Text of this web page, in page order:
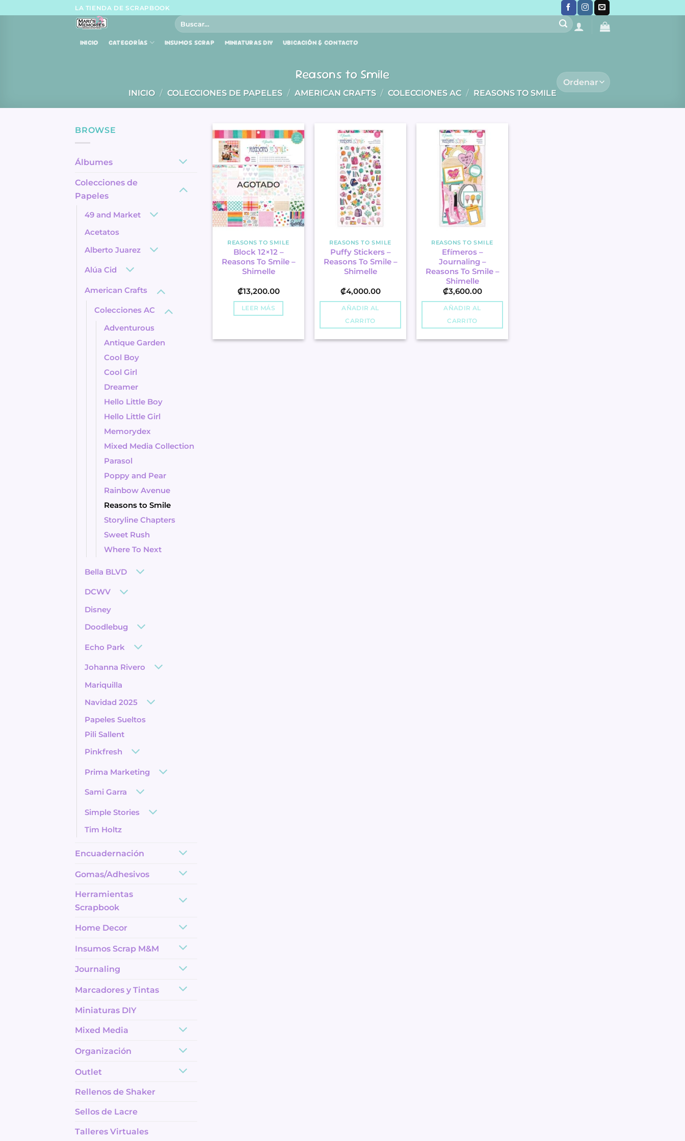
LA TIENDA DE SCRAPBOOK
Buscar
por:
INICIO CATEGORÍAS INSUMOS SCRAP MINIATURAS DIY UBICACIÓN & CONTACTO
Reasons to Smile
INICIO / COLECCIONES DE PAPELES / AMERICAN CRAFTS / COLECCIONES AC / REASONS TO SMILE
BROWSE
Álbumes
Colecciones de
Papeles
49 and Market
Acetatos
Alberto Juarez
Alúa Cid
American Crafts
Colecciones AC
Adventurous
Antique Garden
Cool Boy
Cool Girl
Dreamer
Hello Little Boy
Hello Little Girl
Memorydex
Mixed Media Collection
Parasol
Poppy and Pear
Rainbow Avenue
Reasons to Smile
Storyline Chapters
Sweet Rush
Where To Next
Bella BLVD
DCWV
Disney
Doodlebug
Echo Park
Johanna Rivero
Mariquilla
Navidad 2025
Papeles Sueltos
Pili Sallent
Pinkfresh
Prima Marketing
Sami Garra
Simple Stories
Tim Holtz
Encuadernación
Gomas/Adhesivos
Herramientas
Scrapbook
Home Decor
Insumos Scrap M&M
Journaling
Marcadores y Tintas
Miniaturas DIY
Mixed Media
Organización
Outlet
Rellenos de Shaker
Sellos de Lacre
Talleres Virtuales
AGOTADO
REASONS TO SMILE
Block 12×12 –
Reasons To Smile –
Shimelle
₡13,200.00
LEER MÁS
REASONS TO SMILE
Puffy Stickers –
Reasons To Smile –
Shimelle
₡4,000.00
AÑADIR AL
CARRITO
REASONS TO SMILE
Efímeros –
Journaling –
Reasons To Smile –
Shimelle
₡3,600.00
AÑADIR AL
CARRITO